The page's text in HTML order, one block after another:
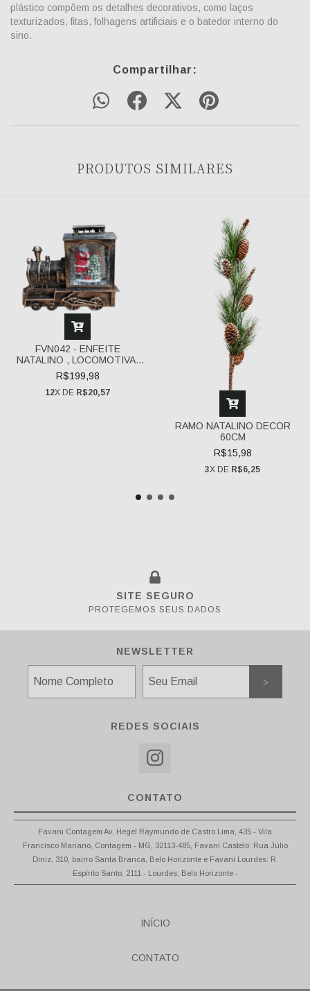
plástico compõem os detalhes decorativos, como laços
texturizados, fitas, folhagens artificiais e o batedor interno do
sino.
Compartilhar:
PRODUTOS SIMILARES
FVN042 - ENFEITE
NATALINO , LOCOMOTIVA,
COM LED, OPERADO A
BATERIA OU USB, 20CM X
10CM X 19CM, FEITO
R$199,98
12X DE R$20,57
RAMO NATALINO DECOR
60CM
R$15,98
3X DE R$6,25
SITE SEGURO
PROTEGEMOS SEUS DADOS
NEWSLETTER
REDES SOCIAIS
CONTATO
Favani Contagem Av. Hegel Raymundo de Castro Lima, 435 - Vila
Francisco Mariano, Contagem - MG, 32113-485, Favani Castelo: Rua Júlio
Diniz, 310, bairro Santa Branca, Belo Horizonte e Favani Lourdes: R.
Espírito Santo, 2111 - Lourdes, Belo Horizonte -
INÍCIO
CONTATO